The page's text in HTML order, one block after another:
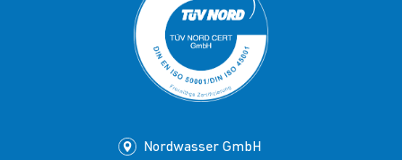
Nordwasser GmbH